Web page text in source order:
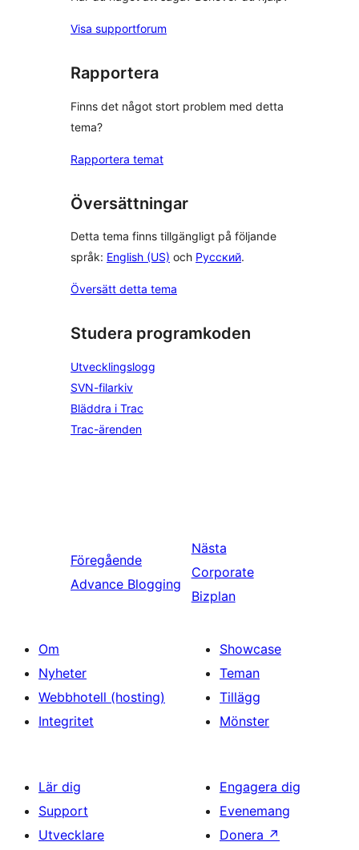
Visa supportforum
Rapportera
Finns det något stort problem med detta
tema?
Rapportera temat
Översättningar
Detta tema finns tillgängligt på följande
språk: English (US) och Русский.
Översätt detta tema
Studera programkoden
Utvecklingslogg
SVN-filarkiv
Bläddra i Trac
Trac-ärenden
Föregående
Advance Blogging
Nästa
Corporate
Bizplan
Om
Nyheter
Webbhotell (hosting)
Integritet
Showcase
Teman
Tillägg
Mönster
Lär dig
Support
Utvecklare
Engagera dig
Evenemang
Donera ↗